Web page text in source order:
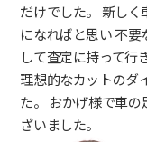
だけでした。 新し
になればと思い 不
して査定に持って行
理想的なカットのダ
た。 おかげ様で車
ざいました。